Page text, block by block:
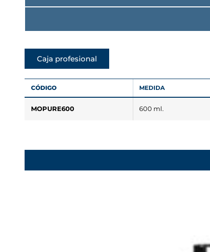
Caja profesional
CÓDIGO MEDIDA
MOPURE600 600 ml.